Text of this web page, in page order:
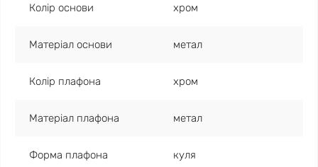
Колір основи хром
Матеріал основи метал
Колір плафона хром
Матеріал плафона метал
Форма плафона куля